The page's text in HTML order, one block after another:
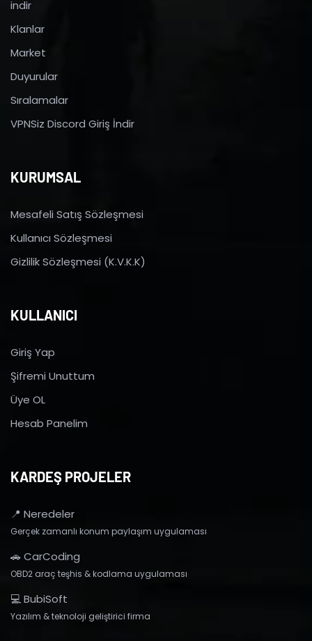
indir
Klanlar
Market
Duyurular
Sıralamalar
VPNSiz Discord Giriş İndir
KURUMSAL
Mesafeli Satış Sözleşmesi
Kullanıcı Sözleşmesi
Gizlilik Sözleşmesi (K.V.K.K)
KULLANICI
Giriş Yap
Şifremi Unuttum
Üye OL
Hesab Panelim
KARDEŞ PROJELER
📍 Neredeler
Gerçek zamanlı konum paylaşım uygulaması
🚗 CarCoding
OBD2 araç teşhis & kodlama uygulaması
💻 BubiSoft
Yazılım & teknoloji geliştirici firma